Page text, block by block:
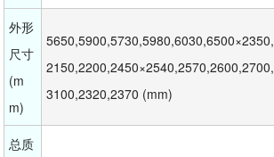
外形
尺寸
(m
m)
5650,5900,5730,5980,6030,6500×2350,
2150,2200,2450×2540,2570,2600,2700,
3100,2320,2370 (mm)
总质